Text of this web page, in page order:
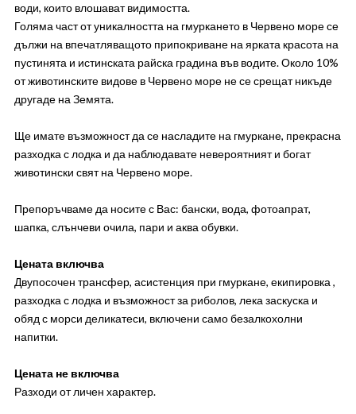
води, които влошават видимостта.
Голяма част от уникалността на гмуркането в Червено море се
дължи на впечатляващото припокриване на ярката красота на
пустинята и истинската райска градина във водите. Около 10%
от животинските видове в Червено море не се срещат никъде
другаде на Земята.
Ще имате възможност да се насладите на гмуркане, прекрасна
разходка с лодка и да наблюдавате невероятният и богат
животински свят на Червено море.
Препоръчваме да носите с Вас: бански, вода, фотоапрат,
шапка, слънчеви очила, пари и аква обувки.
Цената включва
Двупосочен трансфер, асистенция при гмуркане, екипировка ,
разходка с лодка и възможност за риболов, лека заскуска и
обяд с морси деликатеси, включени само безалкохолни
напитки.
Цената не включва
Разходи от личен характер.